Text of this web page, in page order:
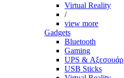
Virtual Reality
/
view more
Gadgets
Bluetooth
Gaming
UPS & Αξεσουάρ
USB Sticks